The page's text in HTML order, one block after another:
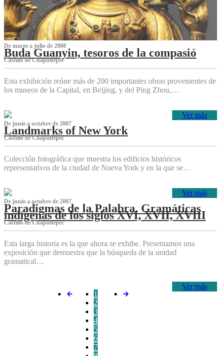
De marzo a julio de 2008
Buda Guanyin, tesoros de la compasió
Castillo de Chapultepec
Esta exhibición reúne más de 200 importantes obras provenientes de
los museos de la Capital, en Beijing, y del Ping Zhou,…
Ver más
De junio a octubre de 2007
Landmarks of New York
Castillo de Chapultepec
Colección fotográfica que muestra los edificios históricos
representativos de la ciudad de Nueva York y en la que se…
Ver más
De junio a octubre de 2007
Paradigmas de la Palabra. Gramáticas
indígenas de los siglos XVI, XVII, XVIII
Castillo de Chapultepec
Esta larga historia es la que ahora se exhibe. Presentamos una
exposición que demuestra que la búsqueda de la unidad
gramatical…
Ver más
1
2
3
4
5
6
7